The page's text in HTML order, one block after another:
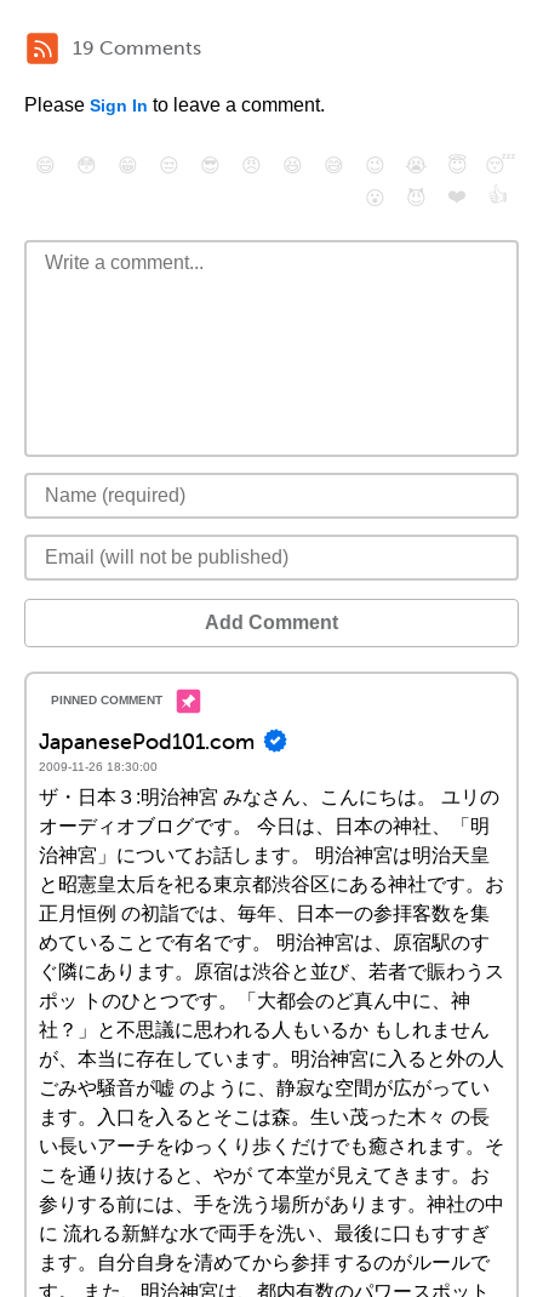
19 Comments
Please Sign In to leave a comment.
😄 😳 😁 😒 😎 😠 😆 😅 😉 😭 😇
😴
😮
😈 ❤️ 👍
Add Comment
JapanesePod101.com
2009-11-26 18:30:00
ザ・日本３:明治神宮 みなさん、こんにちは。 ユリの
オーディオブログです。 今日は、日本の神社、「明
治神宮」についてお話します。 明治神宮は明治天皇
と昭憲皇太后を祀る東京都渋谷区にある神社です。お
正月恒例 の初詣では、毎年、日本一の参拝客数を集
めていることで有名です。 明治神宮は、原宿駅のす
ぐ隣にあります。原宿は渋谷と並び、若者で賑わうス
ポッ トのひとつです。「大都会のど真ん中に、神
社？」と不思議に思われる人もいるか もしれません
が、本当に存在しています。明治神宮に入ると外の人
ごみや騒音が嘘 のように、静寂な空間が広がってい
ます。入口を入るとそこは森。生い茂った木々 の長
い長いアーチをゆっくり歩くだけでも癒されます。そ
こを通り抜けると、やが て本堂が見えてきます。お
参りする前には、手を洗う場所があります。神社の中
に 流れる新鮮な水で両手を洗い、最後に口もすすぎ
ます。自分自身を清めてから参拝 するのがルールで
す。 また、明治神宮は、都内有数のパワースポット